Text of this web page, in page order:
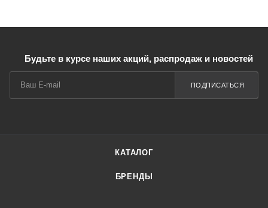
Будьте в курсе наших акций, распродаж и новостей
ПОДПИСАТЬСЯ
КАТАЛОГ
БРЕНДЫ